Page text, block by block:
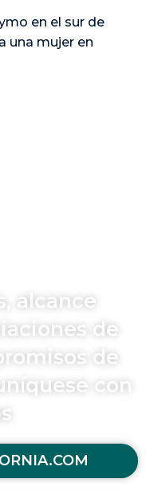
en el sur de
una mujer en
alcance
de
de
con